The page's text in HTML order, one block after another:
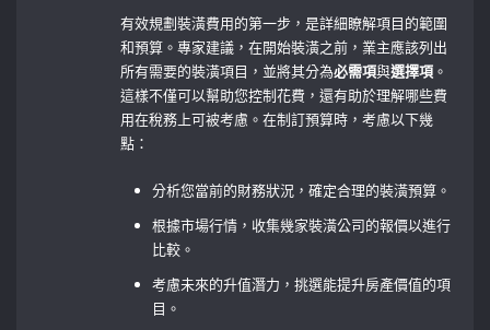
有效規劃裝潢費用的第一步，是詳細瞭解項目的範圍
和預算。專家建議，在開始裝潢之前，業主應該列出
所有需要的裝潢項目，並將其分為必需項與選擇項 。
這樣不僅可以幫助您控制花費，還有助於理解哪些費
用在稅務上可被考慮。在制訂預算時，考慮以下幾
點：
分析您當前的財務狀況，確定合理的裝潢預算。
根據市場行情，收集幾家裝潢公司的報價以進行
比較。
考慮未來的升值潛力，挑選能提升房產價值的項
目。